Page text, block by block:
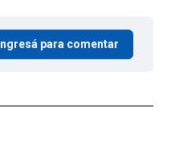
Ingresá para comentar